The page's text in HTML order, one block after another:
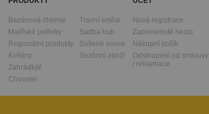
Bazénová chemie
Malířské potřeby
Regionální produkty
Květiny
Zahrádkář
Chovatel
Travní směsi
Sadba hub
Sušené ovoce
Sezónní zboží
Nová registrace
Zapomenuté heslo
Nákupní košík
Odstoupení od smlouvy
/ reklamace